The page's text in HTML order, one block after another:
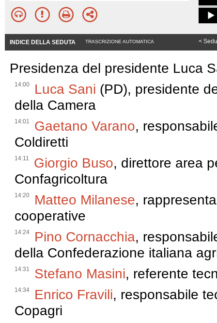
INDICE DELLA SEDUTA TRASCRIZIONE AUTOMATICA <
Presidenza del presidente Luca
14:00 Luca Sani (PD), presidente
della Camera
14:01 Gaetano Varano,
Coldiretti
14:11 Giorgio Buso, direttore area
Confagricoltura
14:20 Matteo Milanese,
cooperative
14:24 Pino Cornacchia,
della Confederazione italiana
14:31 Stefano Masini, referente
14:34 Enrico Fravili, responsabile
Copagri